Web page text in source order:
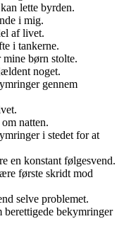
lette byrden.
i mig.
af livet.
i tankerne.
børn stolte.
noget.
gennem
natten.
i stedet for at
en konstant følgesvend.
første skridt mod
selve problemet.
bekymringer